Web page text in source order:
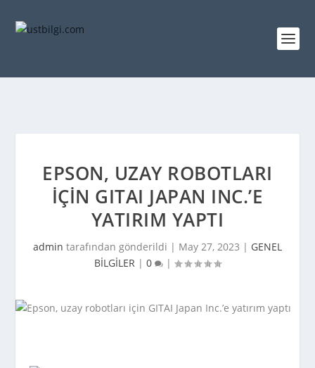
EPSON, UZAY ROBOTLARI
IÇIN GITAI JAPAN INC.’E
YATIRIM YAPTI
admin tarafından gönderildi | May 27, 2023 | GENEL
BİLGİLER | 0 |